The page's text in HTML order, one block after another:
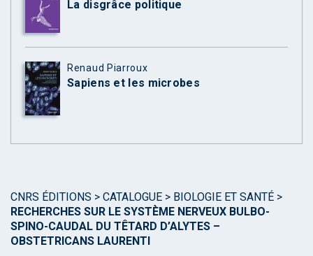
La disgrâce politique
Renaud Piarroux
Sapiens et les microbes
CNRS ÉDITIONS > CATALOGUE > BIOLOGIE ET SANTÉ >
RECHERCHES SUR LE SYSTÈME NERVEUX BULBO-
SPINO-CAUDAL DU TÊTARD D’ALYTES –
OBSTETRICANS LAURENTI